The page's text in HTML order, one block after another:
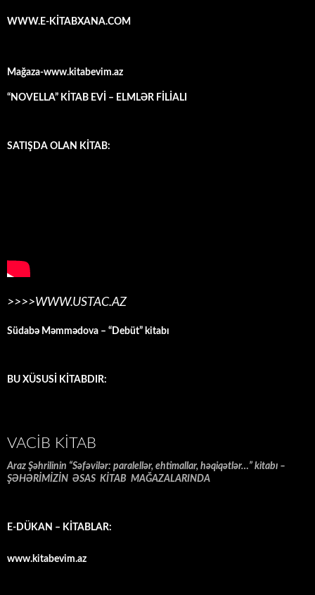
WWW.E-KİTABXANA.COM
Mağaza-www.kitabevim.az
“NOVELLA” KİTAB EVİ – ELMLƏR FİLİALI
SATIŞDA OLAN KİTAB:
>>>>WWW.USTAC.AZ
Südabə Məmmədova – “Debüt” kitabı
BU XÜSUSİ KİTABDIR:
VACIB KITAB
Araz Şəhrilinin “Səfəvilər: paralellər, ehtimallar, həqiqətlər…” kitabı –
ŞƏHƏRİMİZİN ƏSAS KİTAB MAĞAZALARINDA
E-DÜKAN – KİTABLAR:
www.kitabevim.az